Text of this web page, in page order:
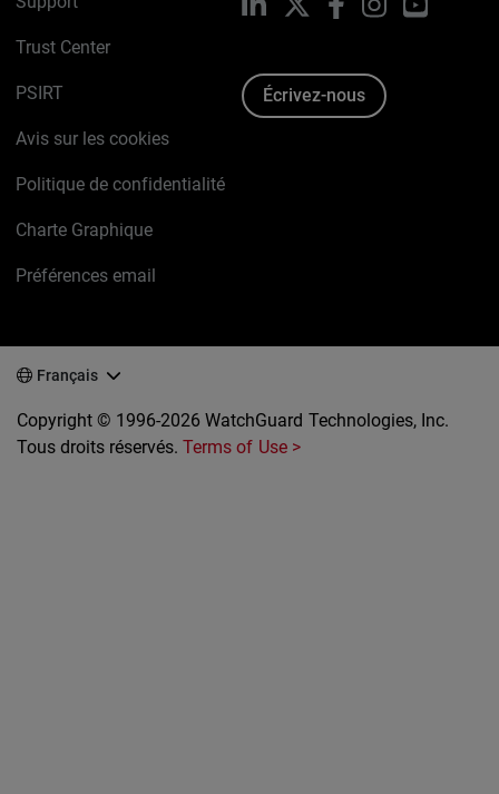
Trust Center
PSIRT
Avis sur les cookies
Politique de confidentialité
Charte Graphique
Préférences email
Écrivez-nous
Français
Copyright © 1996-2026 WatchGuard Technologies, Inc.
Tous droits réservés.Terms of Use >